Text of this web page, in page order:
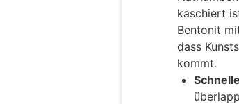
kaschiert
Bentonit
dass
kommt.